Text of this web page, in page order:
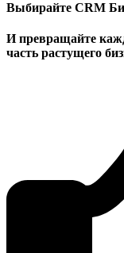
Выбирайте CRM
И превращайте
часть растущего